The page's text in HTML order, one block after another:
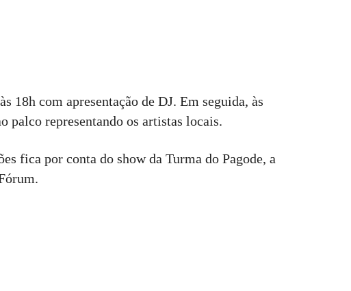
18h com apresentação de DJ. Em seguida, às
palco representando os artistas locais.
fica por conta do show da Turma do Pagode, a